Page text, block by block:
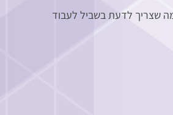
שצריך לדעת בשביל לעבוד